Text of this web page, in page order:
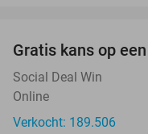
Gratis kans op
Social Deal Win
Online
Verkocht: 189.506